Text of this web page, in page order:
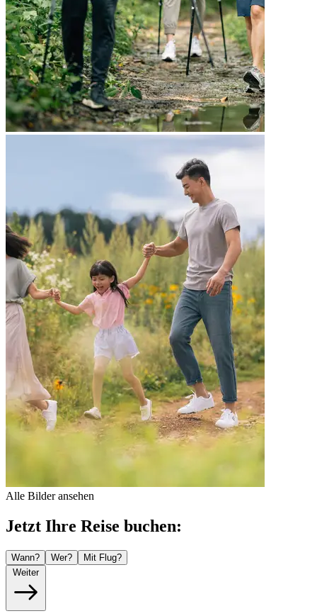
Alle Bilder ansehen
Jetzt Ihre Reise buchen:
Wann? Wer?
Mit Flug?
Weiter